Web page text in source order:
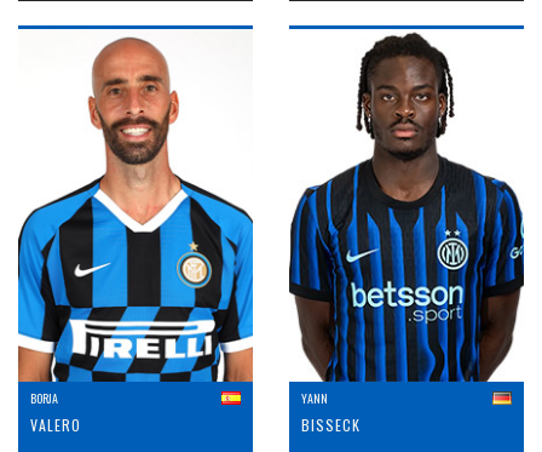
BORJA
VALERO
YANN
BISSECK